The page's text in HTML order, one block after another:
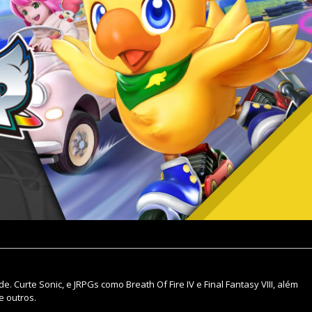
Curte Sonic, e JRPGs como Breath Of Fire IV e Final Fantasy VIII, além
outros.